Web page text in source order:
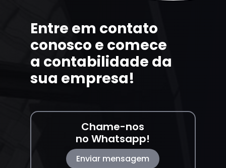
Entre em contato
conosco e comece
a contabilidade da
sua empresa!
Chame-nos
no Whatsapp!
Enviar mensagem